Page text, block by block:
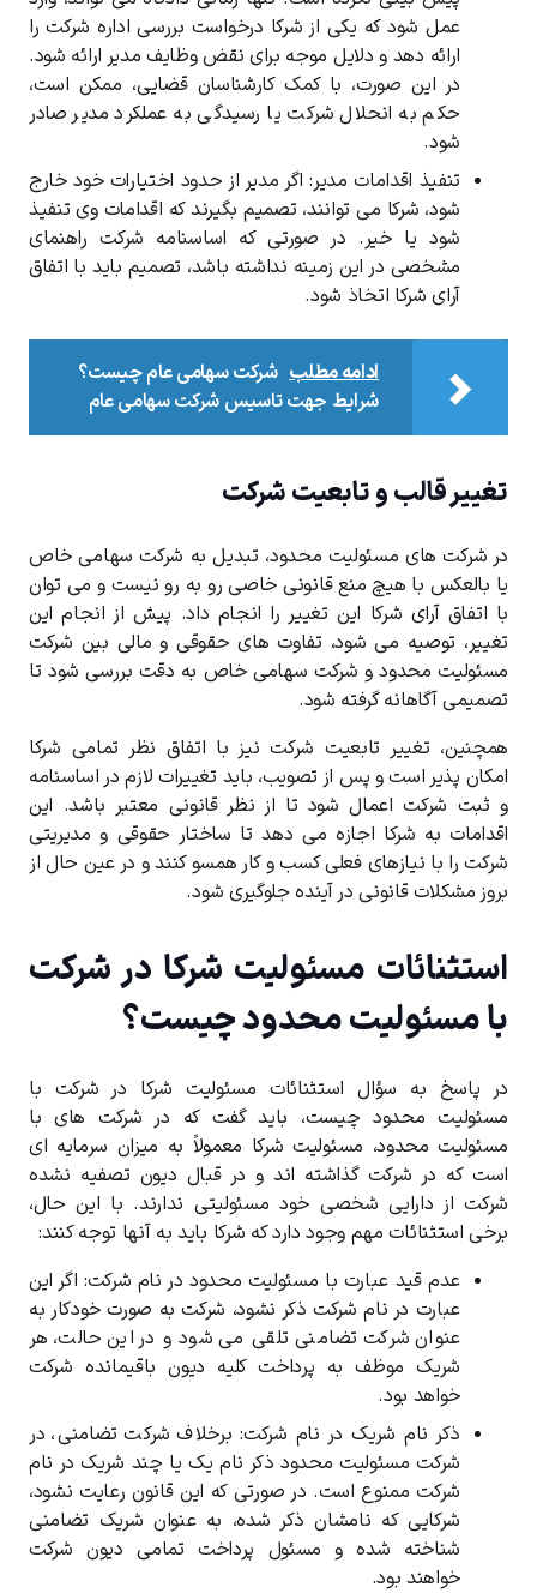
عمل شود که یکی از شرکا درخواست بررسی اداره شرکت را
ارائه دهد و دلایل موجه برای نقض وظایف مدیر ارائه شود.
در این صورت، با کمک کارشناسان قضایی، ممکن است،
حکم به انحلال شرکت یا رسیدگی به عملکرد مدیر صادر
شود.
تنفیذ اقدامات مدیر: اگر مدیر از حدود اختیارات خود خارج
شود، شرکا می‌ توانند، تصمیم بگیرند که اقدامات وی تنفیذ
شود یا خیر. در صورتی که اساسنامه شرکت راهنمای
مشخصی در این زمینه نداشته باشد، تصمیم باید با اتفاق
آرای شرکا اتخاذ شود.
ادامه مطلب شرکت سهامی عام چیست؟
شرایط جهت تاسیس شرکت سهامی عام
تغییر قالب و تابعیت شرکت
در شرکت ‌های مسئولیت محدود، تبدیل به شرکت سهامی خاص
یا بالعکس با هیچ منع قانونی خاصی رو به ‌رو نیست و می ‌توان
با اتفاق آرای شرکا این تغییر را انجام داد. پیش از انجام این
تغییر، توصیه می ‌شود، تفاوت ‌های حقوقی و مالی بین شرکت
مسئولیت محدود و شرکت سهامی خاص به دقت بررسی شود تا
تصمیمی آگاهانه گرفته شود.
همچنین، تغییر تابعیت شرکت نیز با اتفاق نظر تمامی شرکا
امکان ‌پذیر است و پس از تصویب، باید تغییرات لازم در اساسنامه
و ثبت شرکت اعمال شود تا از نظر قانونی معتبر باشد. این
اقدامات به شرکا اجازه می ‌دهد تا ساختار حقوقی و مدیریتی
شرکت را با نیازهای فعلی کسب ‌و کار همسو کنند و در عین حال از
بروز مشکلات قانونی در آینده جلوگیری شود.
استثنائات مسئولیت شرکا در شرکت
با مسئولیت محدود چیست؟
در پاسخ به سؤال استثنائات مسئولیت شرکا در شرکت با
مسئولیت محدود چیست، باید گفت که در شرکت‌ های با
مسئولیت محدود، مسئولیت شرکا معمولاً به میزان سرمایه ‌ای
است که در شرکت گذاشته ‌اند و در قبال دیون تصفیه‌ نشده
شرکت از دارایی شخصی خود مسئولیتی ندارند. با این حال،
برخی استثنائات مهم وجود دارد که شرکا باید به آنها توجه کنند:
عدم قید عبارت با مسئولیت محدود در نام شرکت: اگر این
عبارت در نام شرکت ذکر نشود، شرکت به‌ صورت خودکار به
عنوان شرکت تضامنی تلقی می ‌شود و در این حالت، هر
شریک موظف به پرداخت کلیه دیون باقیمانده شرکت
خواهد بود.
ذکر نام شریک در نام شرکت: برخلاف شرکت تضامنی، در
شرکت مسئولیت محدود ذکر نام یک یا چند شریک در نام
شرکت ممنوع است. در صورتی که این قانون رعایت نشود،
شرکایی که نامشان ذکر شده، به‌ عنوان شریک تضامنی
شناخته شده و مسئول پرداخت تمامی دیون شرکت
خواهند بود.
کد ارسال شده را وارد کنید
ویرایش شماره موبایل
دریافت مجدد کد: 00:59